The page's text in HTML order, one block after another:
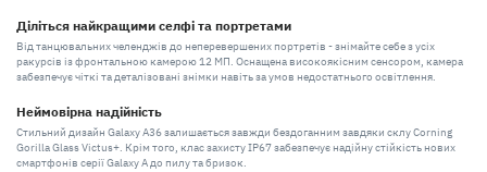
Діліться найкращими селфі та портретами
Від танцювальних челенджів до неперевершених портретів - знімайте себе з усіх
ракурсів із фронтальною камерою 12 МП. Оснащена високоякісним сенсором, камера
забезпечує чіткі та деталізовані знімки навіть за умов недостатнього освітлення.
Неймовірна надійність
Стильний дизайн Galaxy A36 залишається завжди бездоганним завдяки склу Corning
Gorilla Glass Victus+. Крім того, клас захисту IP67 забезпечує надійну стійкість нових
смартфонів серії Galaxy A до пилу та бризок.